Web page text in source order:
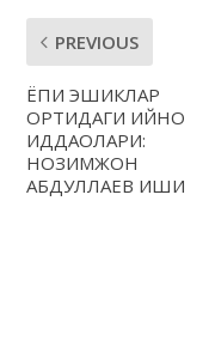
PREVIOUS
ЁПИҚ ЭШИКЛАР
ОРТИДАГИ ҚИЙНОҚ
ИДДАОЛАРИ:
НОЗИМЖОН
АБДУЛЛАЕВ ИШИ